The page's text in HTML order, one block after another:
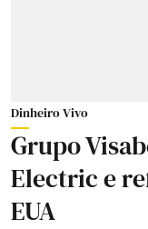
Dinheiro Vivo
Grupo
Electric e
EUA